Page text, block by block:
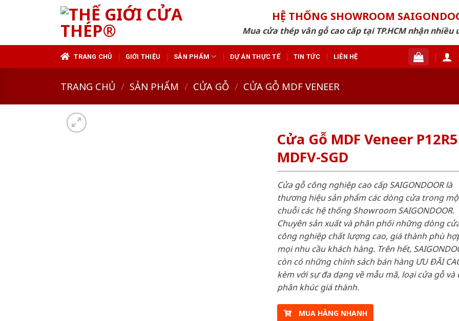
HỆ THỐNG SHOWROOM
Mua cửa thép vân gỗ cao cấp tại TP.HCM nhận nhiều
TRANG CHỦ GIỚI THIỆU SẢN PHẨM DỰ ÁN THỰC TẾ TIN TỨC LIÊN HỆ
TRANG CHỦ / SẢN PHẨM / CỬA GỖ / CỬA GỖ MDF VENEER
Cửa Gỗ MDF Veneer
MDFV-SGD
Cửa gỗ công nghiệp cao cấp SAIGONDOOR là
thương hiệu sản phẩm các dòng cửa trong
chuỗi các hệ thống Showroom SAIGONDOOR.
Chuyên sản xuất và phân phối những dòng
công nghiệp chất lượng cao, giá thành phù
mọi nhu cầu khách hàng. Trên hết,
còn có những chính sách bán hàng ƯU ĐÃI
kèm với sự đa dạng về mẫu mã, loại cửa gỗ và
phân khúc giá thành.
MUA HÀNG NHANH